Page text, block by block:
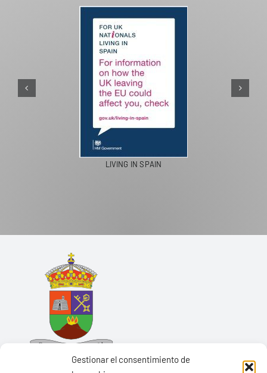
Gestionar el consentimiento de
LIVING IN SPAIN